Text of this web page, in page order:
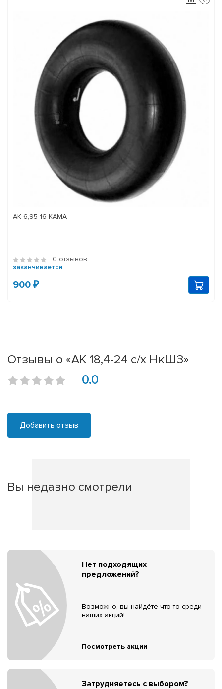
АК 6,95-16 КАМА
0 отзывов
заканчивается
900 ₽
Отзывы о «АК 18,4-24 с/х НкШЗ»
0.0
Добавить отзыв
Вы недавно смотрели
Нет подходящих
предложений?
Возможно, вы найдёте что-то среди
наших акций!
Посмотреть акции
Затрудняетесь с выбором?